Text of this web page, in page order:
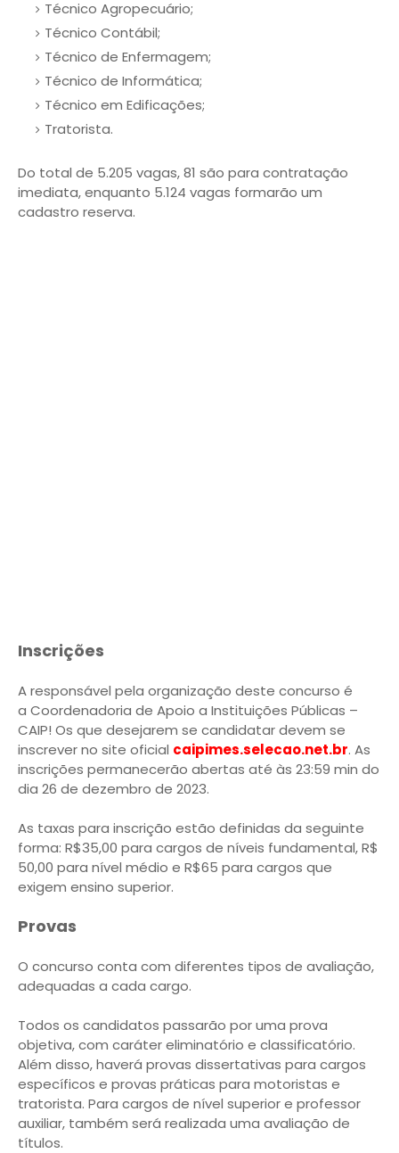
Técnico Agropecuário;
Técnico Contábil;
Técnico de Enfermagem;
Técnico de Informática;
Técnico em Edificações;
Tratorista.
Do total de 5.205 vagas, 81 são para contratação
imediata, enquanto 5.124 vagas formarão um
cadastro reserva.
Inscrições
A responsável pela organização deste concurso é
a Coordenadoria de Apoio a Instituições Públicas –
CAIP! Os que desejarem se candidatar devem se
inscrever no site oficial caipimes.selecao.net.br. As
inscrições permanecerão abertas até às 23:59 min do
dia 26 de dezembro de 2023.
As taxas para inscrição estão definidas da seguinte
forma: R$35,00 para cargos de níveis fundamental, R$
50,00 para nível médio e R$65 para cargos que
exigem ensino superior.
Provas
O concurso conta com diferentes tipos de avaliação,
adequadas a cada cargo.
Todos os candidatos passarão por uma prova
objetiva, com caráter eliminatório e classificatório.
Além disso, haverá provas dissertativas para cargos
específicos e provas práticas para motoristas e
tratorista. Para cargos de nível superior e professor
auxiliar, também será realizada uma avaliação de
títulos.